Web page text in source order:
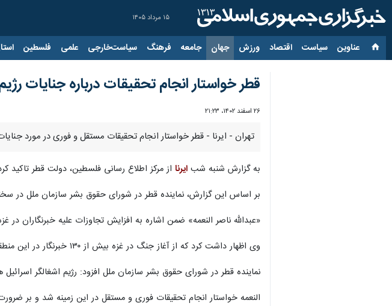
۱۵ مرداد ۱۴۰۵
عناوین‌ سیاست اقتصاد ورزش جهان جامعه فرهنگ سیاست‌خارجی علمی فلسطین
قطر خواستار انجام تحقیقات درباره جنایات
۲۶ اسفند ۱۴۰۲، ۲۱:۲۳
تهران - ایرنا - قطر خواستار انجام تحقیقات مستقل و فوری در مورد
به گزارش شنبه شب ایرنا از مرکز اطلاع رسانی فلسطین، دولت قطر تاکید
بر اساس این گزارش، نماینده قطر در شورای حقوق بشر سازمان ملل در
«عبدالله ناصر النعمه» ضمن اشاره به افزایش تجاوزات علیه خبرنگاران
وی اظهار داشت کرد که از آغاز جنگ در غزه بیش از ۱۳۰ خبرنگار در این منطقه به شهادت رسیدند و ۱۶ خبرنگار نیز زخمی و چهار خبرنگار دیگر نیز مفقود شدند.
نماینده قطر در شورای حقوق بشر سازمان ملل افزود: رژیم اشغالگر اسرائیل همچنین ۲۵ خبرنگار را بازداشت کرده است و این اعداد و ارقام هر لحظه
النعمه خواستار انجام تحقیقات فوری و مستقل در این زمینه شد و بر